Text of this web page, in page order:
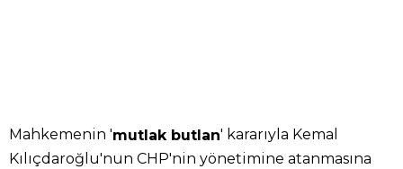
Mahkemenin 'mutlak butlan' kararıyla Kemal
Kılıçdaroğlu'nun CHP'nin yönetimine atanmasına